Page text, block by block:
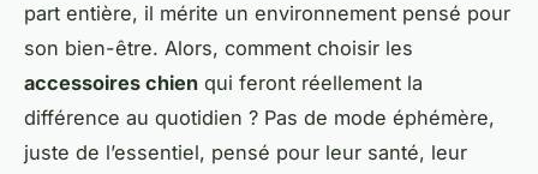
part entière, il mérite un environnement pensé pour
son bien-être. Alors, comment choisir les
accessoires chien qui feront réellement la
différence au quotidien ? Pas de mode éphémère,
juste de l’essentiel, pensé pour leur santé, leur